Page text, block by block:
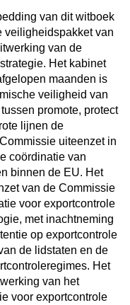
van dit witboek
veiligheidspakket van
van de
Het kabinet
maanden is
veiligheid van
promote, protect
lijnen de
uiteenzet in
coördinatie van
binnen de EU. Het
van de Commissie
voor exportcontrole
met inachtneming
op exportcontrole
de lidstaten en de
Het
van het
voor exportcontrole